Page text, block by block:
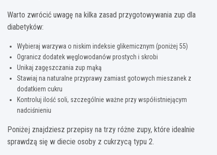
Warto zwrócić uwagę na kilka zasad przygotowywania zup dla
diabetyków:
Wybieraj warzywa o niskim indeksie glikemicznym (poniżej 55)
Ogranicz dodatek węglowodanów prostych i skrobi
Unikaj zagęszczania zup mąką
Stawiaj na naturalne przyprawy zamiast gotowych mieszanek z
dodatkiem cukru
Kontroluj ilość soli, szczególnie ważne przy współistniejącym
nadciśnieniu
Poniżej znajdziesz przepisy na trzy różne zupy, które idealnie
sprawdzą się w diecie osoby z cukrzycą typu 2.